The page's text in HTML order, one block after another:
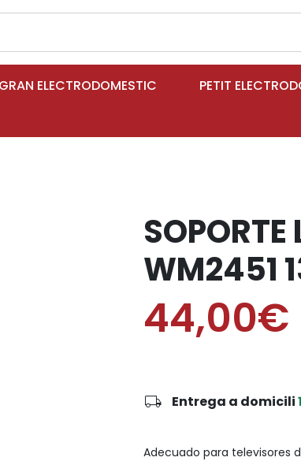
GRAN ELECTRODOMESTIC PETIT
SOPORTE
WM2451
44,00€
local_shipping Entrega a domicili
Adecuado para televisores